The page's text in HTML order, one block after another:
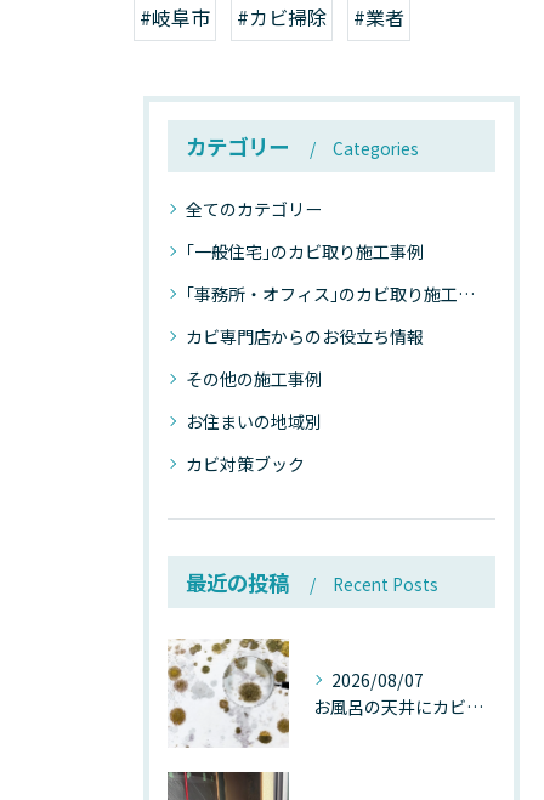
#岐阜市 #カビ掃除 #業者
カテゴリー Categories
全てのカテゴリー
｢一般住宅｣のカビ取り施工事例
｢事務所・オフィス｣のカビ取り施工事例
カビ専門店からのお役立ち情報
その他の施工事例
お住まいの地域別
カビ対策ブック
最近の投稿 Recent Posts
2026/08/07
お風呂の天井にカビが生えたら要注意！2026年8月の猛暑・高湿度で急増する浴室カビの原因と正しい対策